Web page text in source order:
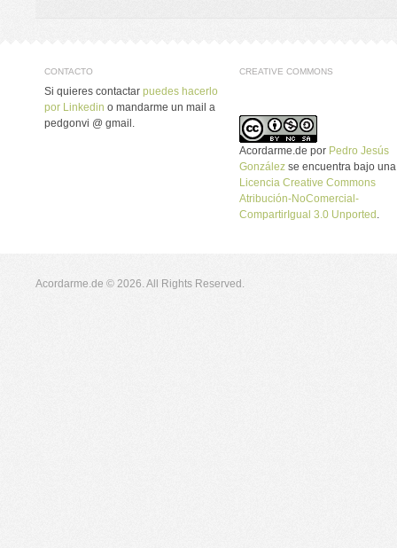
CONTACTO
Si quieres contactar puedes hacerlo
por Linkedin o mandarme un mail a
pedgonvi @ gmail.
CREATIVE COMMONS
Acordarme.de por Pedro Jesús
González se encuentra bajo una
Licencia Creative Commons
Atribución-NoComercial-
CompartirIgual 3.0 Unported .
Acordarme.de © 2026. All Rights Reserved.